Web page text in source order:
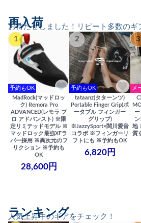
お待たせしました！リピート多数のギ
再入荷
1
予約もOK
MadRock(マッドロッ
ク) Remora Pro
ADVANCED(レモラ プ
ロ アドバンスト) ※限
定リミテッドモデル ※
マッドロック最強XFラ
バー採用 ※異次元のフ
リクション ※予約も
OK
28,600円
2
予約もOK
tataanz(タターンツ)
Portable Finger Grip(ポ
ータブル フィンガー
グリップ)
※JazzySport×関川愛音
コラボ ※フィンガーリ
フトにも ※予約もOK
6,820円
3
メ
地
質
人気上昇中のギアをチェック！
ランキング